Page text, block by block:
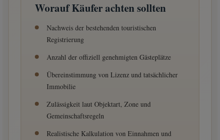
Worauf Käufer achten sollten
Nachweis der bestehenden touristischen
Registrierung
Anzahl der offiziell genehmigten Gästeplätze
Übereinstimmung von Lizenz und tatsächlicher
Immobilie
Zulässigkeit laut Objektart, Zone und
Gemeinschaftsregeln
Realistische Kalkulation von Einnahmen und